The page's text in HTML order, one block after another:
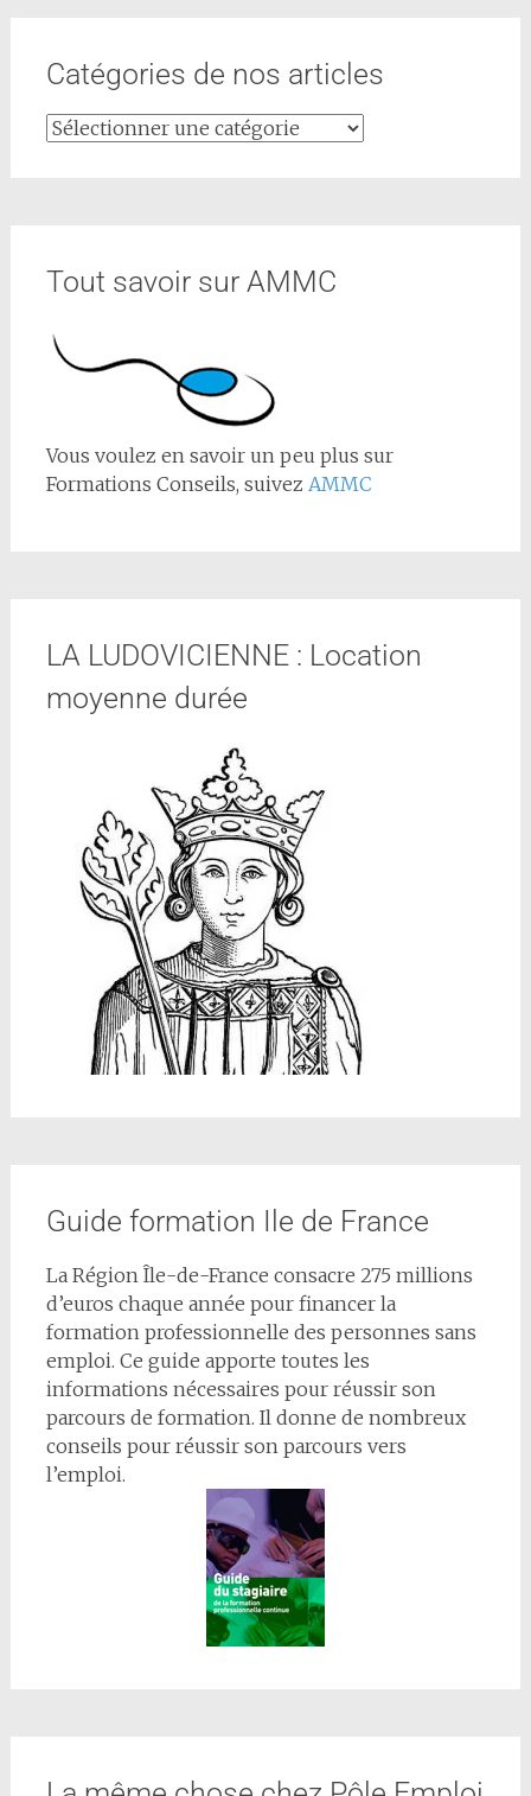
Catégories de nos articles
Tout savoir sur AMMC
Vous voulez en savoir un peu plus sur
Formations Conseils, suivez AMMC
LA LUDOVICIENNE : Location
moyenne durée
Guide formation Ile de France
La Région Île-de-France consacre 275 millions
d’euros chaque année pour financer la
formation professionnelle des personnes sans
emploi. Ce guide apporte toutes les
informations nécessaires pour réussir son
parcours de formation. Il donne de nombreux
conseils pour réussir son parcours vers
l’emploi.